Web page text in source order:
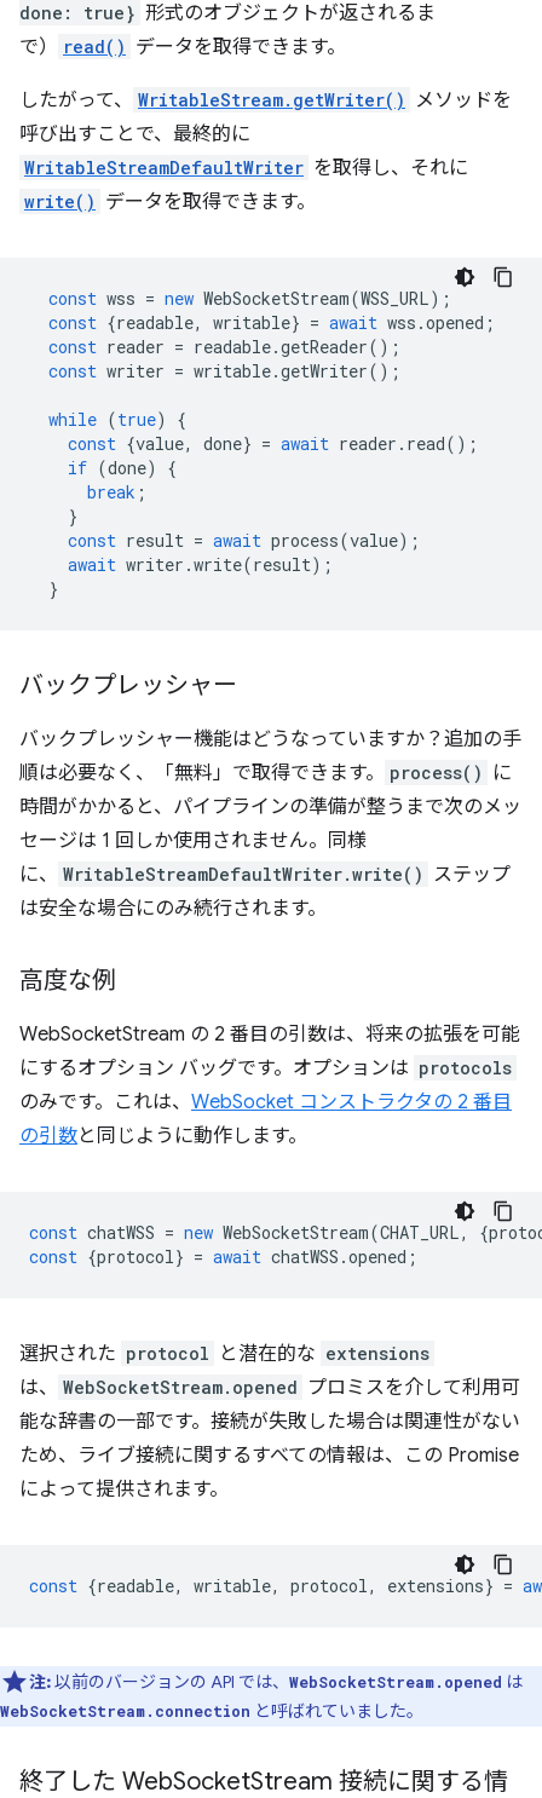
done: true} 形式のオブジェクトが返されるま
で）
read() データを取得できます。
したがって、 WritableStream.getWriter()
メソッドを
呼び出すことで、最終的に
WritableStreamDefaultWriter を取得し、それに
write() データを取得できます。
const wss = new WebSocketStream(WSS_URL);
const {readable, writable} = await wss .opened ;
const reader = readable.getReader();
const writer = writable.getWriter();
while (true)
{
const {value, done} = await reader . read();
if (done)
{
break ;
}
const result = await process(value);
await writer .write(result);
}
バックプレッシャー
バックプレッシャー機能はどうなっていますか？追加の手
順は必要なく、「無料」で取得できます。
process()
に
時間がかかると、パイプラインの準備が整うまで次のメッ
セージは 1 回しか使用されません。同様
に、
WritableStreamDefaultWriter.write() ステップ
は安全な場合にのみ続行されます。
高度な例
WebSocketStream の 2 番目の引数は、将来の拡張を可能
にするオプション バッグです。オプションは protocols
のみです。これは、 WebSocket コンストラクタの 2 番目
の引数と同じように動作します。
const chatWSS = new WebSocketStream(CHAT_URL, {
const {protocol} = await chatWSS .opened ;
選択された protocol と潜在的な extensions
は、 WebSocketStream.opened プロミスを介して利用可
能な辞書の一部です。接続が失敗した場合は関連性がない
ため、ライブ接続に関するすべての情報は、この Promise
によって提供されます。
const {readable, writable, protocol, extensions} =
注:以前のバージョンの API では、 WebSocketStream.opened は
WebSocketStream.connection と呼ばれていました。
終了した WebSocketStream 接続に関する情